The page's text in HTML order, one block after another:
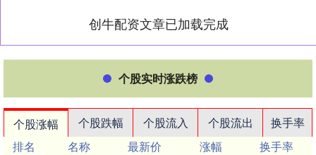
创牛配资文章已加载完成
个股实时涨跌榜
个股涨幅 个股跌幅 个股流入 个股流出
换手率
排名
名称 最新价 涨幅
换手率